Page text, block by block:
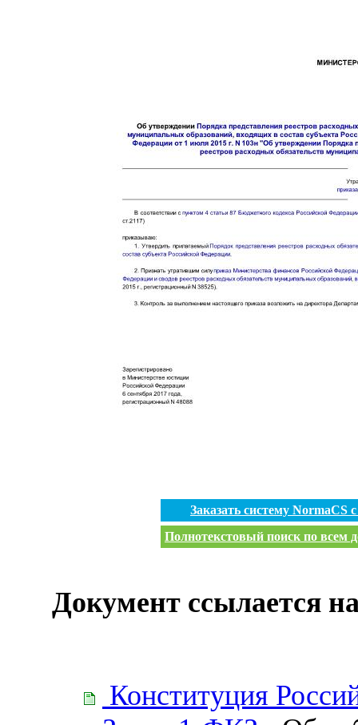
Заказать систему
Полнотекстовый поиск по всем
Документ ссылается
Конституция